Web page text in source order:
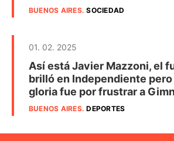
BUENOS AIRES.SOCIEDAD
01. 02. 2025
Así está Javier Mazzoni, el
brilló en Independiente pero
gloria fue por frustrar a
BUENOS AIRES.DEPORTES